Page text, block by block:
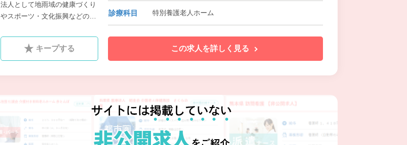
法人として地雨域の健康づくり
やスポーツ・文化振興などの社
す。 「明日を思う」というコー
ポレートメッセージの元、科学
的介護、就学前教育を実践し、
多職種連携によるチームワーク
診療科目 特別養護老人ホーム
キープする この求人を詳しく見る